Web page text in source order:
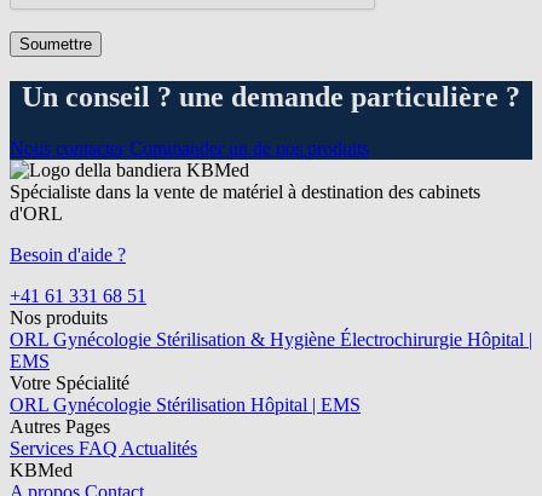
Un conseil ? une demande particulière ?
Nous contacter Commander un de nos produits
Spécialiste dans la vente de matériel à destination des cabinets
d'ORL
Besoin d'aide ?
+41 61 331 68 51
Nos produits
ORL Gynécologie Stérilisation & Hygiène Électrochirurgie Hôpital |
EMS
Votre Spécialité
ORL Gynécologie Stérilisation Hôpital | EMS
Autres Pages
Services FAQ Actualités
KBMed